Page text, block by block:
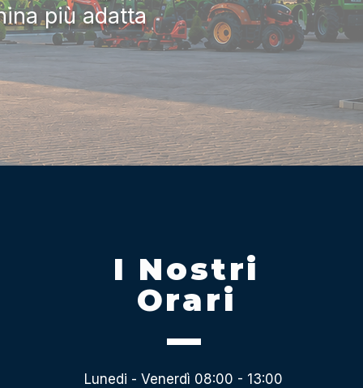
più adatta
I Nostri
Orari
Lunedi - Venerdì 08:00 - 13:00